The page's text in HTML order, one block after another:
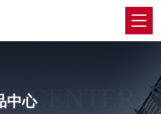
CENTER
中心